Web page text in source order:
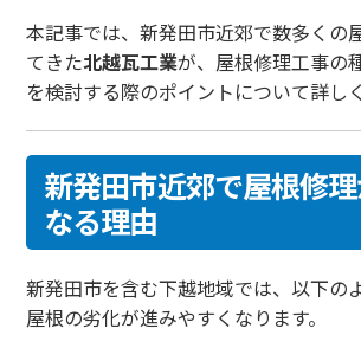
本記事では、新発田市近郊で数多くの
てきた北越瓦工業が、屋根修理工事の
を検討する際のポイントについて詳し
新発田市近郊で屋根修
なる理由
新発田市を含む下越地域では、以下の
屋根の劣化が進みやすくなります。